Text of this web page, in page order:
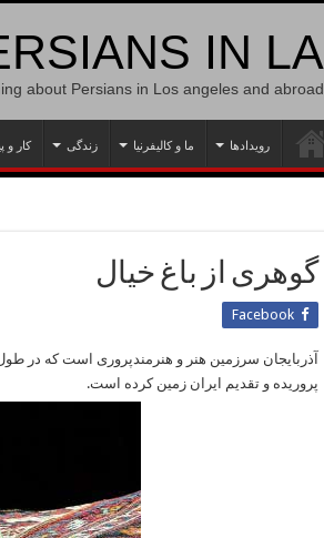
IN LA
about Persians in Los angeles and abroad
رویدادها ما و کالیفرنیا زندگی کار و
گوهری از باغ خیال
Facebook
آذربایجان سرزمین هنر و هنرمندپروری است که در
پروریده و تقدیم ایران زمین کرده است.